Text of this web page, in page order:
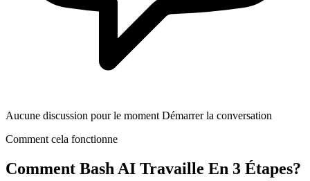
Aucune discussion pour le moment Démarrer la conversation
Comment cela fonctionne
Comment Bash AI Travaille En 3 Étapes?